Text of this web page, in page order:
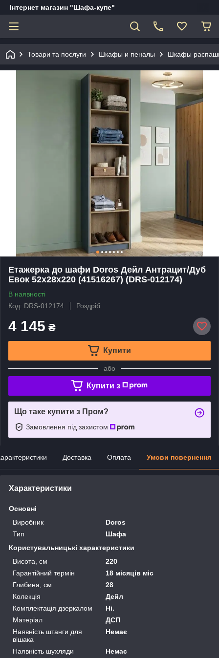
Інтернет магазин "Шафа-купе"
Товари та послуги Шкафы и пеналы Шкафы
Етажерка до шафи Doros Дейл Антрацит/Дуб
Евок 52х28х220 (41516267) (DRS-012174)
В наявності
Код: DRS-012174
Роздріб
4 145 ₴
Купити
або
Купити з
Що таке купити з Пром?
Замовлення під захистом
Доставка Оплата Умови повернення
Характеристики
Основні
Виробник
Doros
Тип
Шафа
Користувальницькі характеристики
Висота, см
220
Гарантійний термін
18 місяців міс
Глибина, см
28
Колекція
Дейл
Комплектація дзеркалом
Ні.
Матеріал
ДСП
Наявність штанги для
вішака
Немає
Наявність шухляди
Немає